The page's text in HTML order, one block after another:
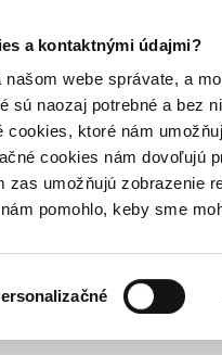
a kontaktnými údajmi?
webe správate, a
sú naozaj potrebné a bez
cookies, ktoré nám
cookies nám dovoľujú
zas umožňujú zobrazenie
pomohlo, keby sme